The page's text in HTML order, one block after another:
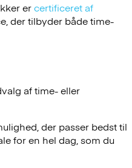
ercertificeret af
der tilbyder både time-
af time- eller
der passer bedst til
for en hel dag, som du